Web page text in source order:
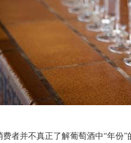
并不真正了解葡萄酒中“年份”